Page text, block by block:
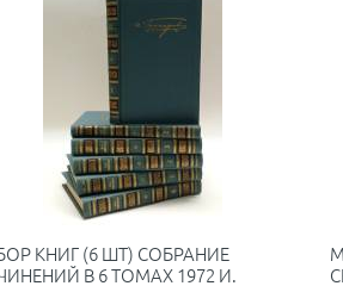
КНИГ (6 ШТ) СОБРАНИЕ
В 6 ТОМАХ 1972 И.